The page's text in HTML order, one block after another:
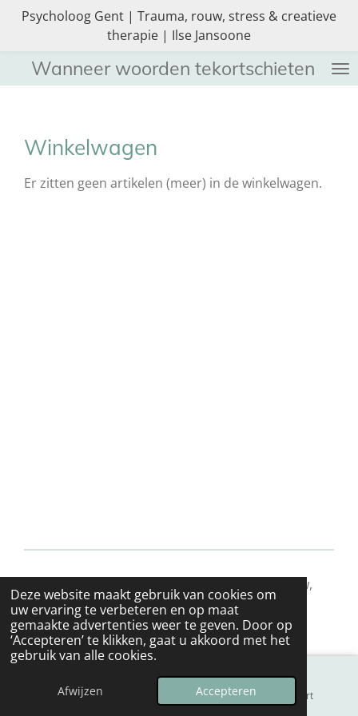
Deze website maakt gebruik van cookies om
uw ervaring te verbeteren en op maat
gemaakte advertenties weer te geven. Door op
‘Accepteren’ te klikken, gaat u akkoord met het
gebruik van alle cookies.
Afwijzen Accepteren
Wanneer woorden tekortschieten
Psycholoog Gent | Trauma, rouw, stress & creatieve
therapie | Ilse Jansoone
Winkelwagen
Er zitten geen artikelen (meer) in de winkelwagen.
© 2024 - 2026 Psycholoog Gent | Trauma, rouw,
stress & creatieve therapie | Ilse Jansoone
Powered byJouwWeb
E-mailadres Telefoonnummer Kaart